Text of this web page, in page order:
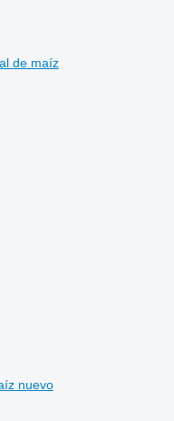
de maíz
nuevo